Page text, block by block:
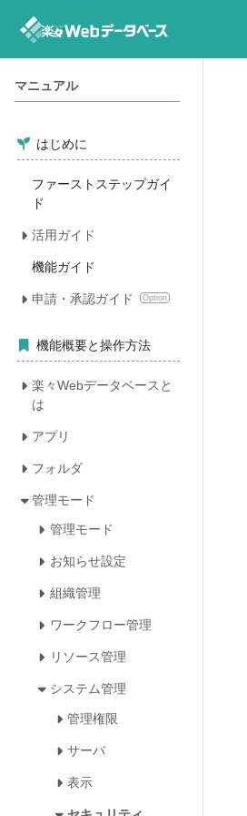
マニュアル
はじめに
ファーストステップガイ
ド
活用ガイド
機能ガイド
申請・承認ガイド Option
機能概要と操作方法
楽々Webデータベースと
は
アプリ
フォルダ
管理モード
管理モード
お知らせ設定
組織管理
ワークフロー管理
リソース管理
システム管理
管理権限
サーバ
表示